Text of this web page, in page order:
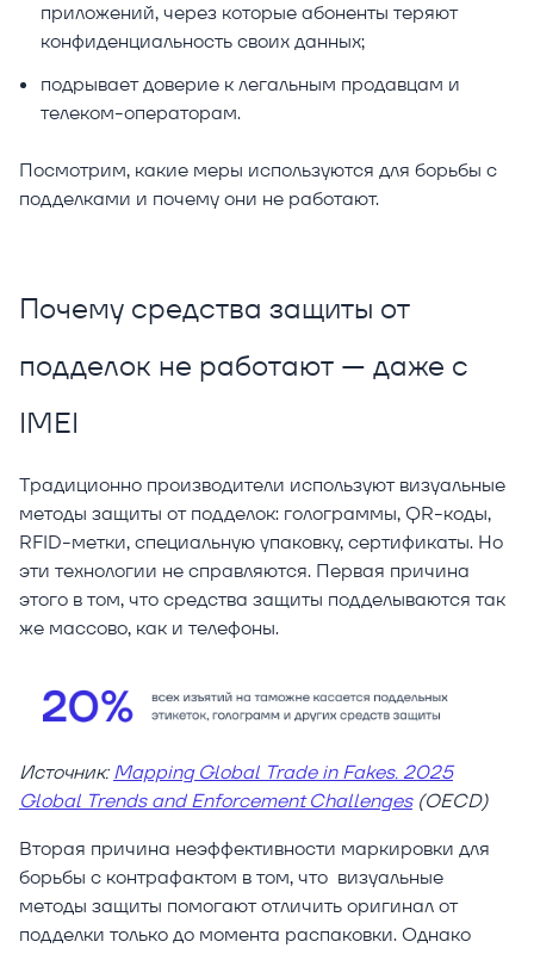
приложений, через которые абоненты теряют
конфиденциальность своих данных;
подрывает доверие к легальным продавцам и
телеком-операторам.
Посмотрим, какие меры используются для борьбы с
подделками и почему они не работают.
Почему средства защиты от
подделок не работают — даже с
IMEI
Традиционно производители используют визуальные
методы защиты от подделок: голограммы, QR-коды,
RFID-метки, специальную упаковку, сертификаты. Но
эти технологии не справляются. Первая причина
этого в том, что средства защиты подделываются так
же массово, как и телефоны.
Источник:Mapping Global Trade in Fakes. 2025
Global Trends and Enforcement Challenges(OECD)
Вторая причина неэффективности маркировки для
борьбы с контрафактом в том, что визуальные
методы защиты помогают отличить оригинал от
подделки только до момента распаковки. Однако